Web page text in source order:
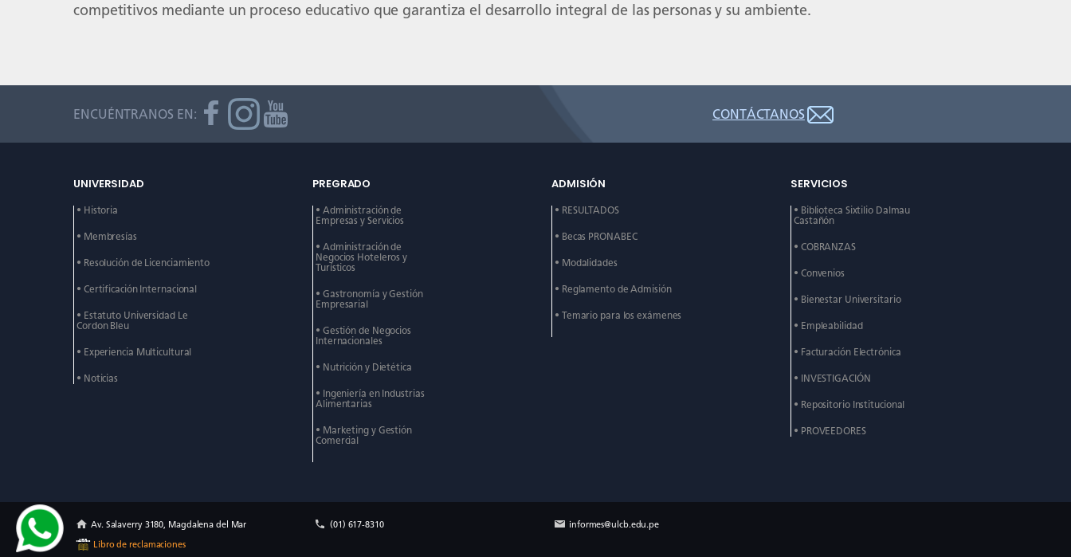
competitivos mediante un proceso educativo que garantiza el desarrollo integral de las personas y su ambiente.
ENCUÉNTRANOS EN: CONTÁCTANOS
UNIVERSIDAD
• Historia
• Membresías
• Resolución de Licenciamiento
• Certificación Internacional
• Estatuto Universidad Le
Cordon Bleu
• Experiencia Multicultural
• Noticias
PREGRADO
• Administración de
Empresas y Servicios
• Administración de
Negocios Hoteleros y
Turísticos
• Gastronomía y Gestión
Empresarial
• Gestión de Negocios
Internacionales
• Nutrición y Dietética
• Ingeniería en Industrias
Alimentarias
• Marketing y Gestión
Comercial
ADMISIÓN
• RESULTADOS
• Becas PRONABEC
• Modalidades
• Reglamento de Admisión
• Temario para los exámenes
SERVICIOS
• Biblioteca Sixtilio Dalmau
Castañón
• COBRANZAS
• Convenios
• Bienestar Universitario
• Empleabilidad
• Facturación Electrónica
• INVESTIGACIÓN
• Repositorio Institucional
• PROVEEDORES
Av. Salaverry 3180, Magdalena del Mar
Libro de reclamaciones
(01) 617-8310 informes@ulcb.edu.pe